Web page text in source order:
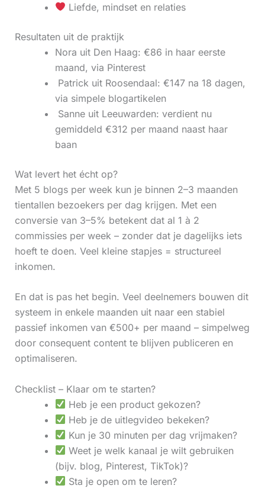
Liefde, mindset en relaties
Resultaten uit de praktijk
Nora uit Den Haag: €86 in haar eerste
maand, via Pinterest
‍ Patrick uit Roosendaal: €147 na 18 dagen,
via simpele blogartikelen
‍ Sanne uit Leeuwarden: verdient nu
gemiddeld €312 per maand naast haar
baan
Wat levert het écht op?
Met 5 blogs per week kun je binnen 2–3 maanden
tientallen bezoekers per dag krijgen. Met een
conversie van 3–5% betekent dat al 1 à 2
commissies per week – zonder dat je dagelijks iets
hoeft te doen. Veel kleine stapjes = structureel
inkomen.
En dat is pas het begin. Veel deelnemers bouwen dit
systeem in enkele maanden uit naar een stabiel
passief inkomen van €500+ per maand – simpelweg
door consequent content te blijven publiceren en
optimaliseren.
Checklist – Klaar om te starten?
Heb je een product gekozen?
Heb je de uitlegvideo bekeken?
Kun je 30 minuten per dag vrijmaken?
Weet je welk kanaal je wilt gebruiken
(bijv. blog, Pinterest, TikTok)?
Sta je open om te leren?